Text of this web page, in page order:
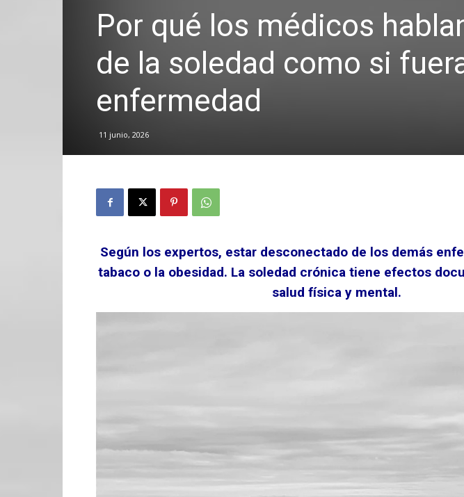
Por qué los médicos
de la soledad como si
enfermedad
11 junio, 2026
Según los expertos, estar desconectado de los demás
tabaco o la obesidad. La soledad crónica tiene efectos
salud física y mental.